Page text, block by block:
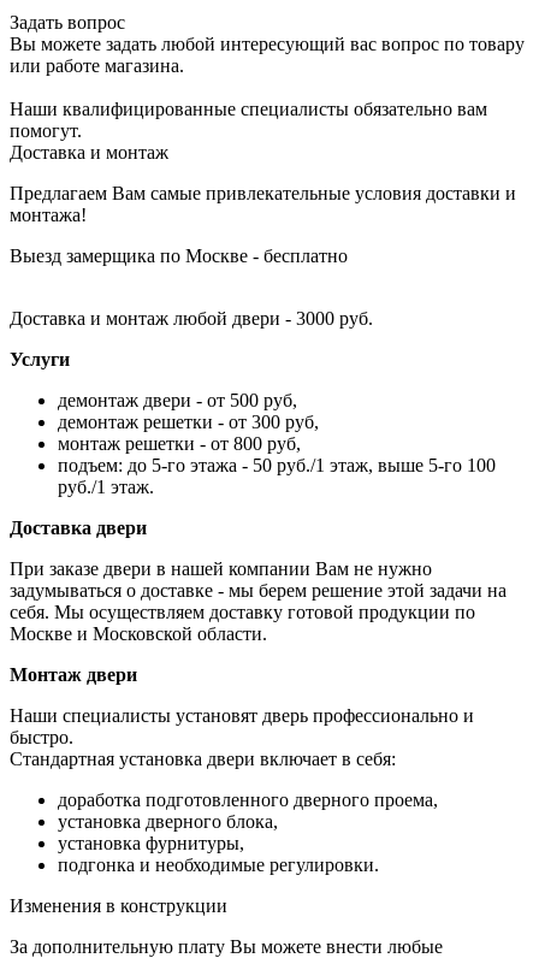
Задать вопрос
Вы можете задать любой интересующий вас вопрос по товару
или работе магазина.
Наши квалифицированные специалисты обязательно вам
помогут.
Доставка и монтаж
Предлагаем Вам самые привлекательные условия доставки и
монтажа!
Выезд замерщика по Москве - бесплатно
Доставка и монтаж любой двери - 3000 руб.
Услуги
демонтаж двери - от 500 руб,
демонтаж решетки - от 300 руб,
монтаж решетки - от 800 руб,
подъем: до 5-го этажа - 50 руб./1 этаж, выше 5-го 100
руб./1 этаж.
Доставка двери
При заказе двери в нашей компании Вам не нужно
задумываться о доставке - мы берем решение этой задачи на
себя. Мы осуществляем доставку готовой продукции по
Москве и Московской области.
Монтаж двери
Наши специалисты установят дверь профессионально и
быстро.
Стандартная установка двери включает в себя:
доработка подготовленного дверного проема,
установка дверного блока,
установка фурнитуры,
подгонка и необходимые регулировки.
Изменения в конструкции
За дополнительную плату Вы можете внести любые